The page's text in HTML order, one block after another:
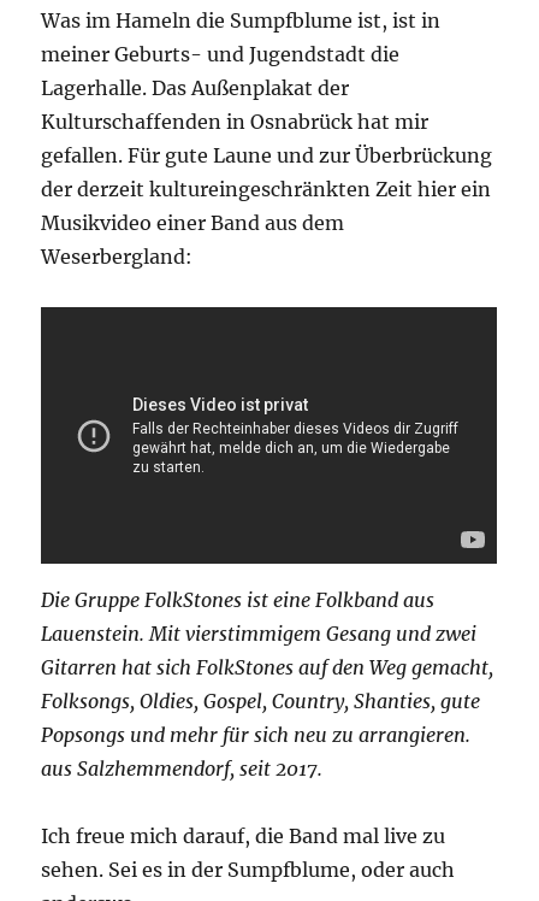
Was im Hameln die Sumpfblume ist, ist in
meiner Geburts- und Jugendstadt die
Lagerhalle. Das Außenplakat der
Kulturschaffenden in Osnabrück hat mir
gefallen. Für gute Laune und zur Überbrückung
der derzeit kultureingeschränkten Zeit hier ein
Musikvideo einer Band aus dem
Weserbergland:
Die Gruppe FolkStones ist eine Folkband aus
Lauenstein. Mit vierstimmigem Gesang und zwei
Gitarren hat sich FolkStones auf den Weg gemacht,
Folksongs, Oldies, Gospel, Country, Shanties, gute
Popsongs und mehr für sich neu zu arrangieren.
aus Salzhemmendorf, seit 2017.
Ich freue mich darauf, die Band mal live zu
sehen. Sei es in der Sumpfblume, oder auch